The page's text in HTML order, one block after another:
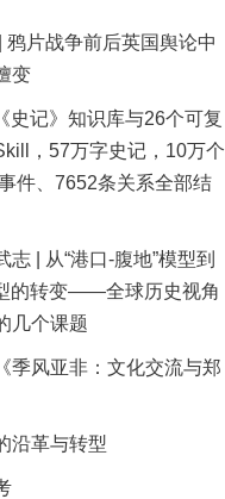
鸦片战争前后英国舆论中
变
史记》知识库与26个可复
，57万字史记，10万个
件、7652条关系全部结
志 | 从“港口-腹地”模型到
的转变——全球历史视角
几个课题
季风亚非：文化交流与郑
沿革与转型